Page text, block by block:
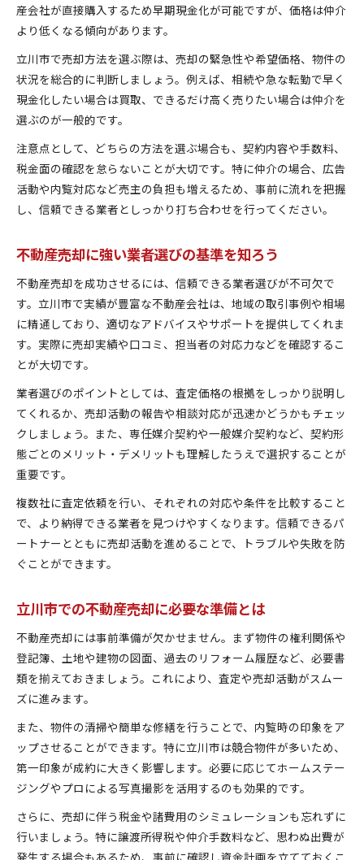
産会社が直接購入するため早期現金化が可能ですが、価格は仲介
より低くなる傾向があります。
立川市で売却方法を選ぶ際は、売却の緊急性や希望価格、物件の
状況を総合的に判断しましょう。例えば、相続や急な転勤で早く
現金化したい場合は買取、できるだけ高く売りたい場合は仲介を
選ぶのが一般的です。
注意点として、どちらの方法を選ぶ場合も、契約内容や手数料、
税金面の確認を怠らないことが大切です。特に仲介の場合、広告
活動や内覧対応など売主の負担も増えるため、事前に流れを把握
し、信頼できる業者としっかり打ち合わせを行ってください。
不動産売却に強い業者選びの基準を知ろう
不動産売却を成功させるには、信頼できる業者選びが不可欠で
す。立川市で実績が豊富な不動産会社は、地域の取引事例や相場
に精通しており、適切なアドバイスやサポートを提供してくれま
す。実際に売却実績や口コミ、担当者の対応力などを確認するこ
とが大切です。
業者選びのポイントとしては、査定価格の根拠をしっかり説明し
てくれるか、売却活動の報告や相談対応が迅速かどうかもチェッ
クしましょう。また、専任媒介契約や一般媒介契約など、契約形
態ごとのメリット・デメリットも理解したうえで選択することが
重要です。
複数社に査定依頼を行い、それぞれの対応や条件を比較すること
で、より納得できる業者を見つけやすくなります。信頼できるパ
ートナーとともに売却活動を進めることで、トラブルや失敗を防
ぐことができます。
立川市での不動産売却に必要な準備とは
不動産売却には事前準備が欠かせません。まず物件の権利関係や
登記簿、土地や建物の図面、過去のリフォーム履歴など、必要書
類を揃えておきましょう。これにより、査定や売却活動がスムー
ズに進みます。
また、物件の清掃や簡単な修繕を行うことで、内覧時の印象をア
ップさせることができます。特に立川市は競合物件が多いため、
第一印象が成約に大きく影響します。必要に応じてホームステー
ジングやプロによる写真撮影を活用するのも効果的です。
さらに、売却に伴う税金や諸費用のシミュレーションも忘れずに
行いましょう。特に譲渡所得税や仲介手数料など、思わぬ出費が
発生する場合もあるため、事前に確認し資金計画を立てておくこ